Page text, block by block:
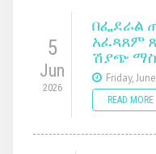
5
Jun
2026
በፌደራል
አፈጻጸም
ሽያጭ
Friday,
READ MORE